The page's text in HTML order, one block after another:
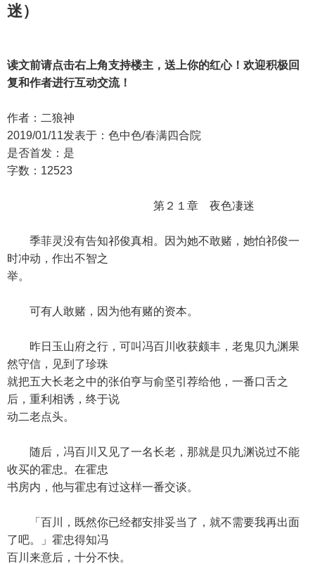
迷）
读文前请点击右上角支持楼主，送上你的红心！欢迎积极回
复和作者进行互动交流！
作者：二狼神
2019/01/11发表于：色中色/春满四合院
是否首发：是
字数：12523
第２１章 夜色凄迷
季菲灵没有告知祁俊真相。因为她不敢赌，她怕祁俊一
时冲动，作出不智之
举。
可有人敢赌，因为他有赌的资本。
昨日玉山府之行，可叫冯百川收获颇丰，老鬼贝九渊果
然守信，见到了珍珠
就把五大长老之中的张伯亨与俞坚引荐给他，一番口舌之
后，重利相诱，终于说
动二老点头。
随后，冯百川又见了一名长老，那就是贝九渊说过不能
收买的霍忠。在霍忠
书房内，他与霍忠有过这样一番交谈。
「百川，既然你已经都安排妥当了，就不需要我再出面
了吧。」霍忠得知冯
百川来意后，十分不快。